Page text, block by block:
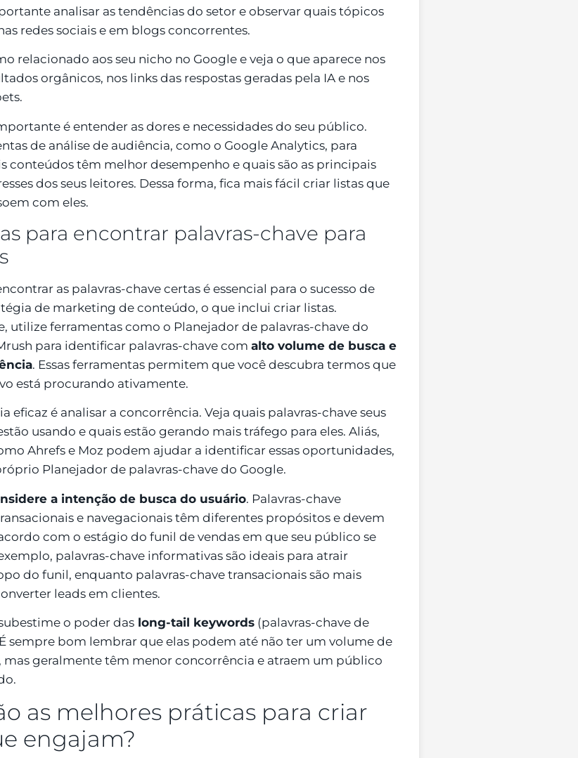
analisar as tendências do setor e observar quais tópicos
redes sociais e em blogs concorrentes.
relacionado aos seu nicho no Google e veja o que aparece nos
orgânicos, nos links das respostas geradas pela IA e nos
é entender as dores e necessidades do seu público.
de análise de audiência, como o Google Analytics, para
conteúdos têm melhor desempenho e quais são as principais
dos seus leitores. Dessa forma, fica mais fácil criar listas que
com eles.
para encontrar palavras-chave para
as palavras-chave certas é essencial para o sucesso de
de marketing de conteúdo, o que inclui criar listas.
utilize ferramentas como o Planejador de palavras-chave do
para identificar palavras-chave com alto volume de busca e
. Essas ferramentas permitem que você descubra termos que
está procurando ativamente.
eficaz é analisar a concorrência. Veja quais palavras-chave seus
usando e quais estão gerando mais tráfego para eles. Aliás,
Ahrefs e Moz podem ajudar a identificar essas oportunidades,
Planejador de palavras-chave do Google.
a intenção de busca do usuário. Palavras-chave
e navegacionais têm diferentes propósitos e devem
com o estágio do funil de vendas em que seu público se
palavras-chave informativas são ideais para atrair
do funil, enquanto palavras-chave transacionais são mais
leads em clientes.
o poder das long-tail keywords (palavras-chave de
sempre bom lembrar que elas podem até não ter um volume de
mas geralmente têm menor concorrência e atraem um público
as melhores práticas para criar
engajam?